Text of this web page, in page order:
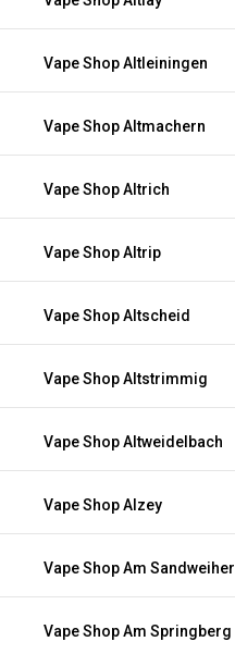
Vape Shop Altleiningen
Vape Shop Altmachern
Vape Shop Altrich
Vape Shop Altrip
Vape Shop Altscheid
Vape Shop Altstrimmig
Vape Shop Altweidelbach
Vape Shop Alzey
Vape Shop Am Sandweiher
Vape Shop Am Springberg